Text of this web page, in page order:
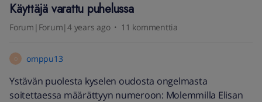
Käyttäjä varattu puhelussa
Forum|Forum|4 years ago 11 kommenttia
O omppu13
Ystävän puolesta kyselen oudosta ongelmasta
soitettaessa määrättyyn numeroon: Molemmilla Elisan